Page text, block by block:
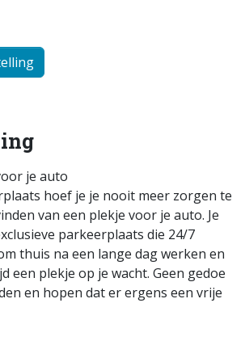
je auto
hoef je je nooit meer zorgen te
van een plekje voor je auto. Je
parkeerplaats die 24/7
thuis na een lange dag werken en
een plekje op je wacht. Geen gedoe
en hopen dat er ergens een vrije